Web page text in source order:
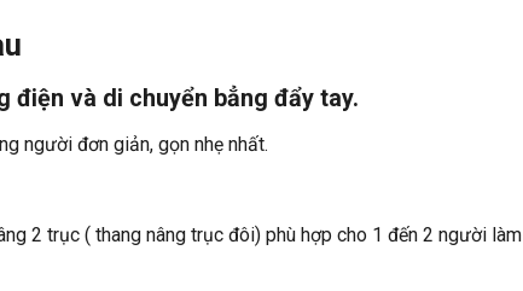
điện và di chuyển bẳng đẩy tay.
người đơn giản, gọn nhẹ nhất.
2 trục ( thang nâng trục đôi) phù hợp cho 1 đến 2 người làm